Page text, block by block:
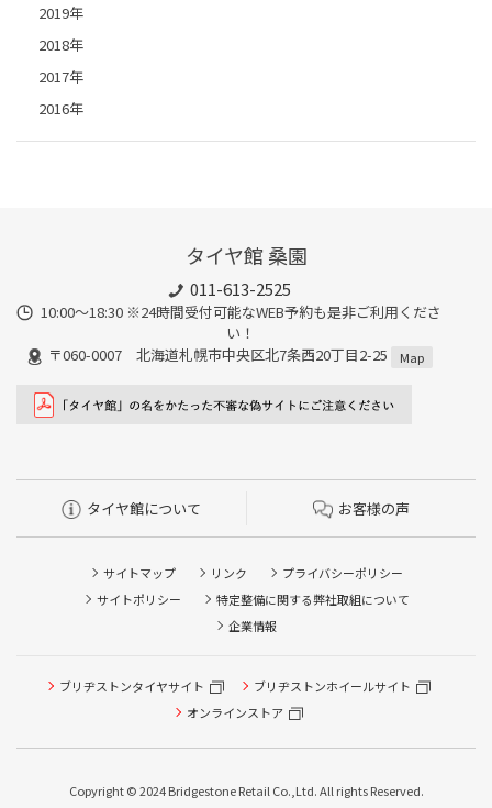
2019年
2018年
2017年
2016年
タイヤ館 桑園
011-613-2525
10:00～18:30 ※24時間受付可能なWEB予約も是非ご利用くださ
い！
〒060-0007 北海道札幌市中央区北7条西20丁目2-25
Map
タイヤ館について お客様の声
サイトマップ リンク
プライバシーポリシー
サイトポリシー
特定整備に関する弊社取組について
企業情報
ブリヂストンタイヤサイト
ブリヂストンホイールサイト
オンラインストア
Copyright © 2024 Bridgestone Retail Co.,Ltd. All rights Reserved.
タイヤ点検・安全点検/タイヤ履き替え/オイル交換/その他
ピット作業の予約
本日のタイヤ履き替え順番待ち予約 ※クローク契約会員の